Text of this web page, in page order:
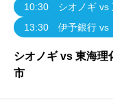
10:30 シオノギ vs
13:30 伊予銀行 vs
シオノギ vs 東海
市